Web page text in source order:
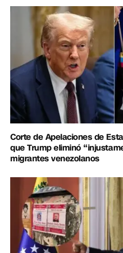
Corte de Apelaciones de
que Trump eliminó
migrantes venezolanos